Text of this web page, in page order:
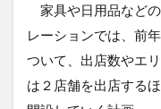
家具や日用品など
レーションでは、前
ついて、出店数やエ
は２店舗を出店する